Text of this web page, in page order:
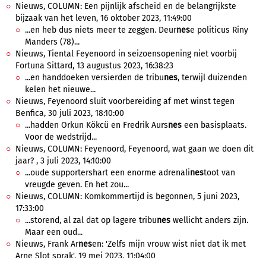
Nieuws, COLUMN: Een pijnlijk afscheid en de belangrijkste
bijzaak van het leven, 16 oktober 2023, 11:49:00
...en heb dus niets meer te zeggen. Deurnese politicus Riny
Manders (78)...
Nieuws, Tiental Feyenoord in seizoensopening niet voorbij
Fortuna Sittard, 13 augustus 2023, 16:38:23
...en handdoeken versierden de tribunes, terwijl duizenden
kelen het nieuwe...
Nieuws, Feyenoord sluit voorbereiding af met winst tegen
Benfica, 30 juli 2023, 18:10:00
...hadden Orkun Kökcü en Fredrik Aursnes een basisplaats.
Voor de wedstrijd...
Nieuws, COLUMN: Feyenoord, Feyenoord, wat gaan we doen dit
jaar? , 3 juli 2023, 14:10:00
...oude supportershart een enorme adrenalinestoot van
vreugde geven. En het zou...
Nieuws, COLUMN: Komkommertijd is begonnen, 5 juni 2023,
17:33:00
...storend, al zal dat op lagere tribunes wellicht anders zijn.
Maar een oud...
Nieuws, Frank Arnesen: 'Zelfs mijn vrouw wist niet dat ik met
Arne Slot sprak', 19 mei 2023, 11:04:00